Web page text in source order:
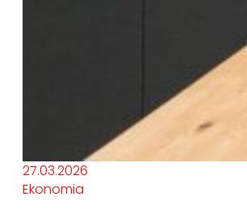
27.03.2026
Ekonomia